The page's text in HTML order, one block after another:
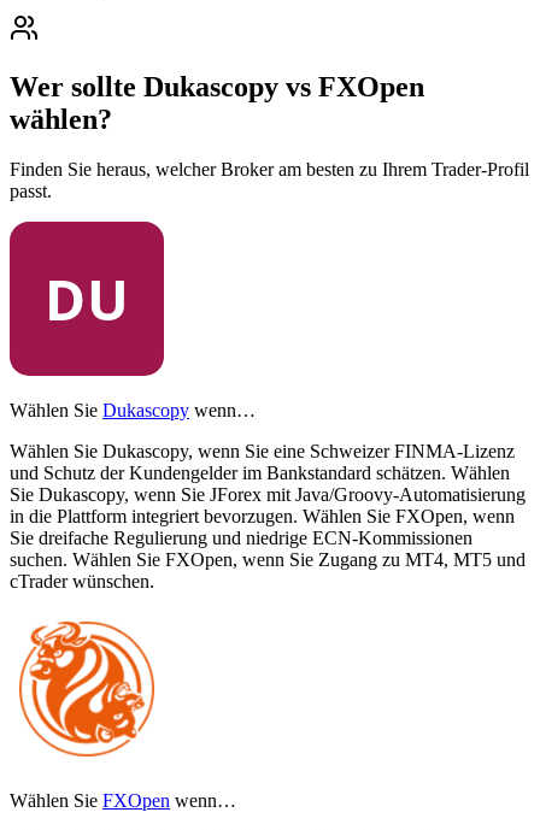
Wer sollte Dukascopy vs FXOpen
wählen?
Finden Sie heraus, welcher Broker am besten zu Ihrem Trader-Profil
passt.
Wählen Sie Dukascopy wenn…
Wählen Sie Dukascopy, wenn Sie eine Schweizer FINMA-Lizenz
und Schutz der Kundengelder im Bankstandard schätzen. Wählen
Sie Dukascopy, wenn Sie JForex mit Java/Groovy-Automatisierung
in die Plattform integriert bevorzugen. Wählen Sie FXOpen, wenn
Sie dreifache Regulierung und niedrige ECN-Kommissionen
suchen. Wählen Sie FXOpen, wenn Sie Zugang zu MT4, MT5 und
cTrader wünschen.
Wählen Sie FXOpen wenn…